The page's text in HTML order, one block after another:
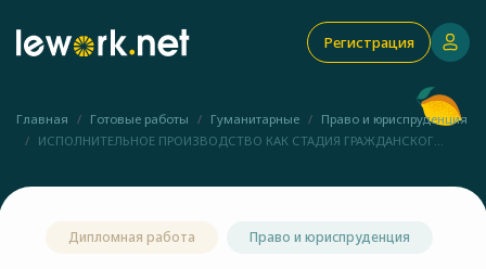
Регистрация
Главная Готовые работы Гуманитарные
Право и юриспруденция
ИСПОЛНИТЕЛЬНОЕ ПРОИЗВОДСТВО КАК СТАДИЯ ГРАЖДАНСКОГ...
Дипломная работа Право и юриспруденция